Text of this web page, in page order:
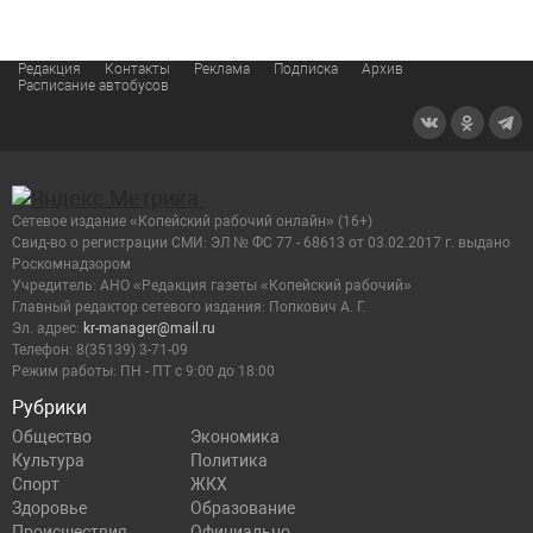
Редакция Контакты Реклама Подписка
Архив
Расписание автобусов
Рубрики
Общество
Экономика
Культура
Политика
Спорт
ЖКХ
Здоровье
Образование
Сетевое издание «Копейский рабочий онлайн» (16+)
Cвид-во о регистрации СМИ: ЭЛ № ФС 77 - 68613 от 03.02.2017 г. выдано
Роскомнадзором
Учредитель: АНО «Редакция газеты «Копейский рабочий»
Главный редактор сетевого издания: Попкович А. Г.
Эл. адрес: kr-manager@mail.ru
Телефон: 8(35139) 3-71-09
Режим работы: ПН - ПТ с 9:00 до 18:00